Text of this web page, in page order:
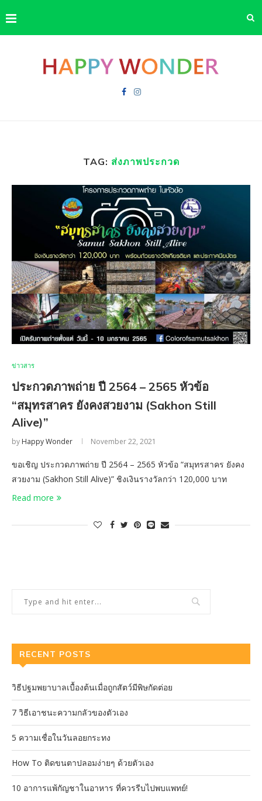
TAG: ส่งภาพประกวด
ข่าวสาร
ประกวดภาพถ่าย ปี 2564 – 2565 หัวข้อ
“สมุทรสาคร ยังคงสวยงาม (Sakhon Still
Alive)”
by Happy Wonder November 22, 2021
ขอเชิญ ประกวดภาพถ่าย ปี 2564 – 2565 หัวข้อ “สมุทรสาคร ยังคง
สวยงาม (Sakhon Still Alive)” ชิงเงินรางวัลกว่า 120,000 บาท
Read more
RECENT POSTS
วิธีปฐมพยาบาลเบื้องต้นเมื่อถูกสัตว์มีพิษกัดต่อย
7 วิธีเอาชนะความกลัวของตัวเอง
5 ความเชื่อในวันลอยกระทง
How To ติดขนตาปลอมง่ายๆ ด้วยตัวเอง
10 อาการแพ้กัญชาในอาหาร ที่ควรรีบไปพบแพทย์!